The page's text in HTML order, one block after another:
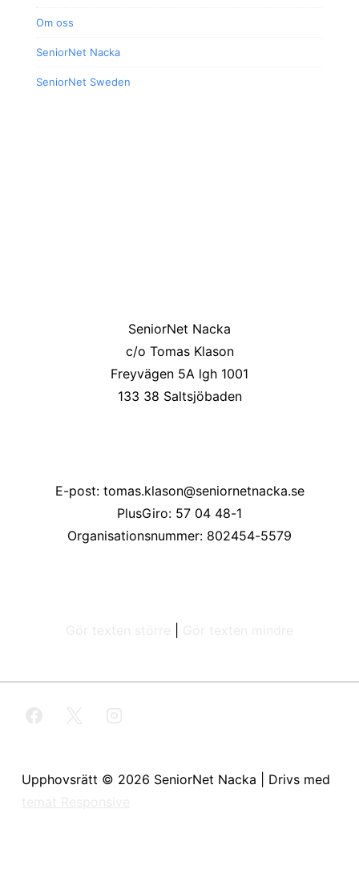
Om oss
SeniorNet Nacka
SeniorNet Sweden
SeniorNet Nacka
c/o Tomas Klason
Freyvägen 5A lgh 1001
133 38 Saltsjöbaden
E-post: tomas.klason@seniornetnacka.se
PlusGiro: 57 04 48-1
Organisationsnummer: 802454-5579
Upphovsrätt © 2026 SeniorNet Nacka
| Drivs med